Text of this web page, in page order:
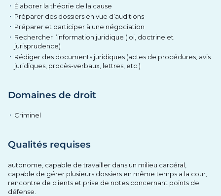
Élaborer la théorie de la cause
Préparer des dossiers en vue d’auditions
Préparer et participer à une négociation
Rechercher l’information juridique (loi, doctrine et
jurisprudence)
Rédiger des documents juridiques (actes de procédures, avis
juridiques, procès-verbaux, lettres, etc.)
Domaines de droit
Criminel
Qualités requises
autonome, capable de travailler dans un milieu carcéral,
capable de gérer plusieurs dossiers en même temps a la cour,
rencontre de clients et prise de notes concernant points de
défense.